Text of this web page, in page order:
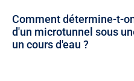
Comment détermine-t-
d'un microtunnel sous
un cours d'eau ?